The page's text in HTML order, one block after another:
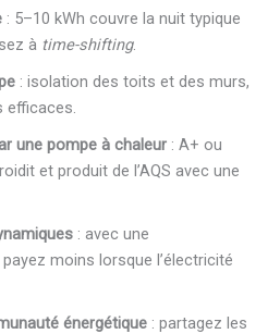
: 5–10 kWh couvre la nuit typique
à time-shifting.
: isolation des toits et des murs,
efficaces.
une pompe à chaleur: A+ ou
et produit de l’AQS avec une
: avec une
moins lorsque l’électricité
énergétique: partagez les